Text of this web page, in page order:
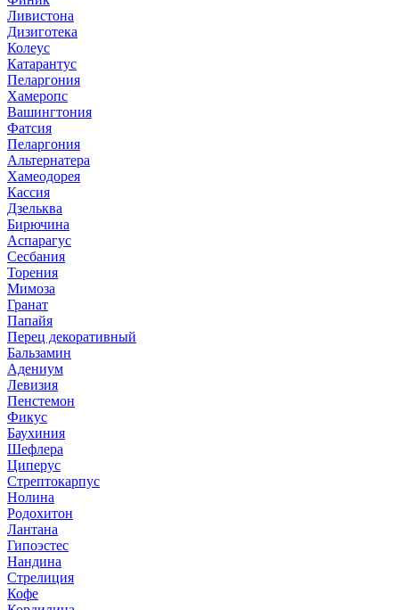
Ливистона
Дизиготека
Колеус
Катарантус
Пеларгония
Хамеропс
Вашингтония
Фатсия
Пеларгония
Альтернатера
Хамеодорея
Кассия
Дзельква
Бирючина
Аспарагус
Сесбания
Торения
Мимоза
Гранат
Папайя
Перец декоративный
Бальзамин
Адениум
Левизия
Пенстемон
Фикус
Баухиния
Шефлера
Циперус
Стрептокарпус
Нолина
Родохитон
Лантана
Гипоэстес
Нандина
Стрелиция
Кофе